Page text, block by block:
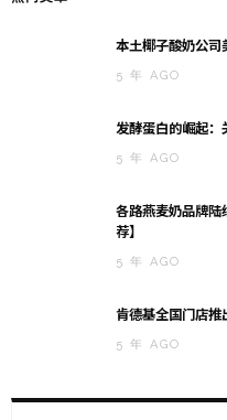
本土椰子酸奶公
5 年 AGO
发酵蛋白的崛起
5 年 AGO
各路燕麦奶品牌
荐】
5 年 AGO
肯德基全国门店
5 年 AGO